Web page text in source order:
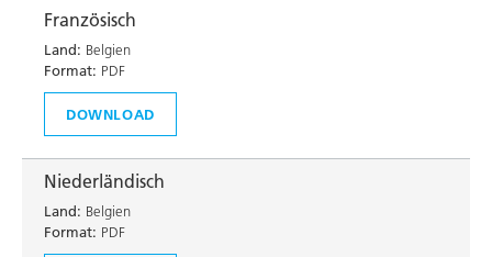
Französisch
Land: Belgien
Format: PDF
DOWNLOAD
Niederländisch
Land: Belgien
Format: PDF